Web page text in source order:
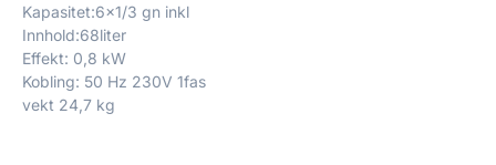
Kapasitet:6×1/3 gn inkl
Innhold:68liter
Effekt: 0,8 kW
Kobling: 50 Hz 230V 1fas
vekt 24,7 kg